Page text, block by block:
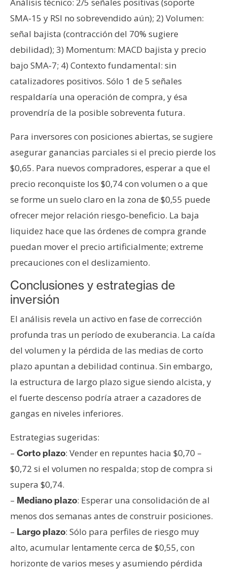
SMA‑15 y RSI no sobrevendido aún); 2) Volumen:
señal bajista (contracción del 70% sugiere
debilidad); 3) Momentum: MACD bajista y precio
bajo SMA‑7; 4) Contexto fundamental: sin
catalizadores positivos. Sólo 1 de 5 señales
respaldaría una operación de compra, y ésa
provendría de la posible sobreventa futura.
Para inversores con posiciones abiertas, se sugiere
asegurar ganancias parciales si el precio pierde los
$0,65. Para nuevos compradores, esperar a que el
precio reconquiste los $0,74 con volumen o a que
se forme un suelo claro en la zona de $0,55 puede
ofrecer mejor relación riesgo‑beneficio. La baja
liquidez hace que las órdenes de compra grande
puedan mover el precio artificialmente; extreme
precauciones con el deslizamiento.
Conclusiones y estrategias de
inversión
El análisis revela un activo en fase de corrección
profunda tras un período de exuberancia. La caída
del volumen y la pérdida de las medias de corto
plazo apuntan a debilidad continua. Sin embargo,
la estructura de largo plazo sigue siendo alcista, y
el fuerte descenso podría atraer a cazadores de
gangas en niveles inferiores.
Estrategias sugeridas:
– Corto plazo: Vender en repuntes hacia $0,70 –
$0,72 si el volumen no respalda; stop de compra si
supera $0,74.
– Mediano plazo: Esperar una consolidación de al
menos dos semanas antes de construir posiciones.
– Largo plazo: Sólo para perfiles de riesgo muy
alto, acumular lentamente cerca de $0,55, con
horizonte de varios meses y asumiendo pérdida